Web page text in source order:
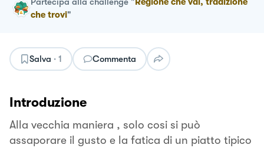
che trovi"
Salva · 1 Commenta
Introduzione
Alla vecchia maniera , solo cosi si può
assaporare il gusto e la fatica di un piatto tipico